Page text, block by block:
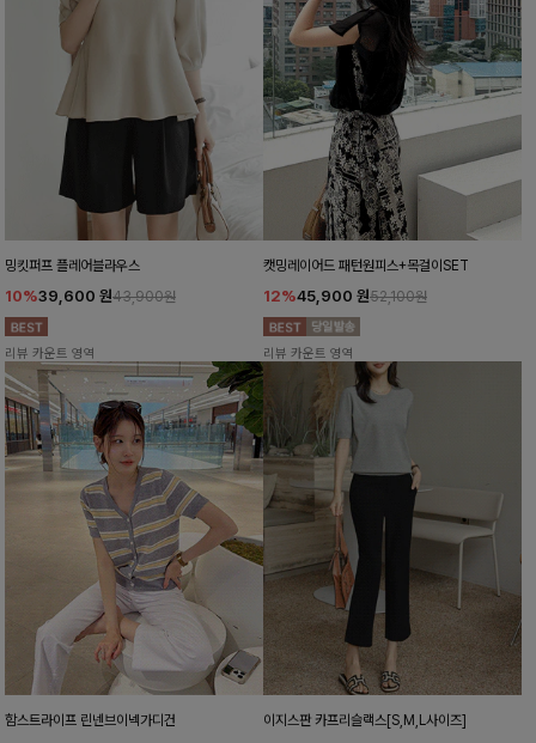
밍킷퍼프 플레어블라우스
10%39,600 원43,900원
리뷰 카운트 영역
캣밍레이어드 패턴원피스+목걸이SET
12%45,900 원52,100원
리뷰 카운트 영역
함스트라이프 린넨브이넥가디건 이지스판 카프리슬랙스[S,M,L사이즈]